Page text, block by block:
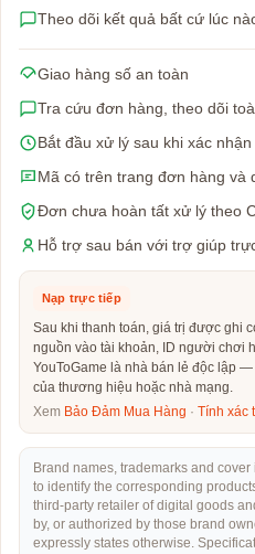
Theo dõi kết quả bất cứ lúc
Giao hàng số an toàn
Tra cứu đơn hàng, theo dõi
Bắt đầu xử lý sau khi xác
Mã có trên trang đơn hàng và
Đơn chưa hoàn tất xử lý theo
Hỗ trợ sau bán với trợ giúp
Nạp trực tiếp
Sau khi thanh toán, giá trị được ghi
nguồn vào tài khoản, ID người chơi
YouToGame là nhà bán lẻ độc lập
của thương hiệu hoặc nhà mạng.
Xem Bảo Đảm Mua Hàng · Tính xác
Brand names, trademarks and
to identify the corresponding
third-party retailer of digital goods
by, or authorized by those brand
expressly states otherwise.